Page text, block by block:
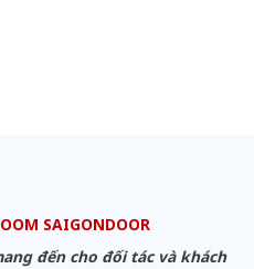
SAIGONDOOR
đến cho đối tác và khách